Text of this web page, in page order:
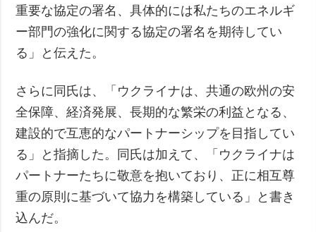
重要な協定の署名、具体的には私たちのエネルギ
ー部門の強化に関する協定の署名を期待してい
る」と伝えた。
さらに同氏は、「ウクライナは、共通の欧州の安
全保障、経済発展、長期的な繁栄の利益となる、
建設的で互恵的なパートナーシップを目指してい
る」と指摘した。同氏は加えて、「ウクライナは
パートナーたちに敬意を抱いており、正に相互尊
重の原則に基づいて協力を構築している」と書き
込んだ。